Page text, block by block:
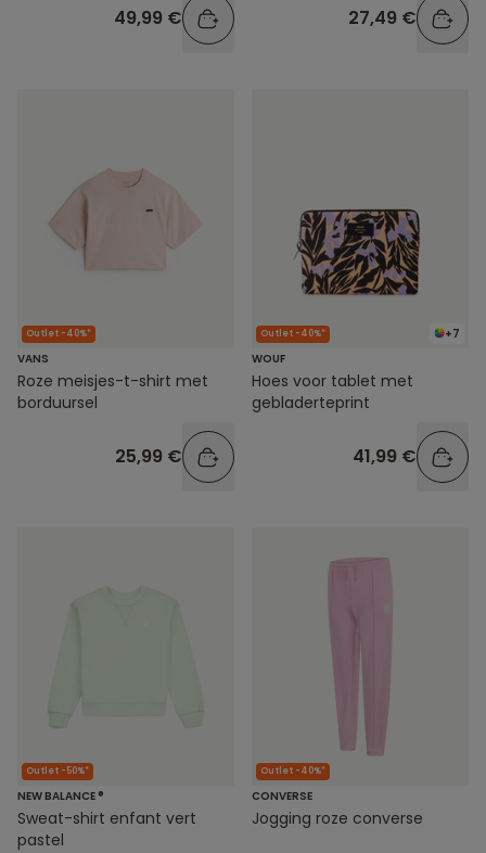
49,99 € 27,49 €
Outlet -40%*
VANS
Roze meisjes-t-shirt met
borduursel
25,99 €
+7
Outlet -40%*
WOUF
Hoes voor tablet met
gebladerteprint
41,99 €
Outlet -50%*
NEW BALANCE ®
Sweat-shirt enfant vert
pastel
Outlet -40%*
CONVERSE
Jogging roze converse